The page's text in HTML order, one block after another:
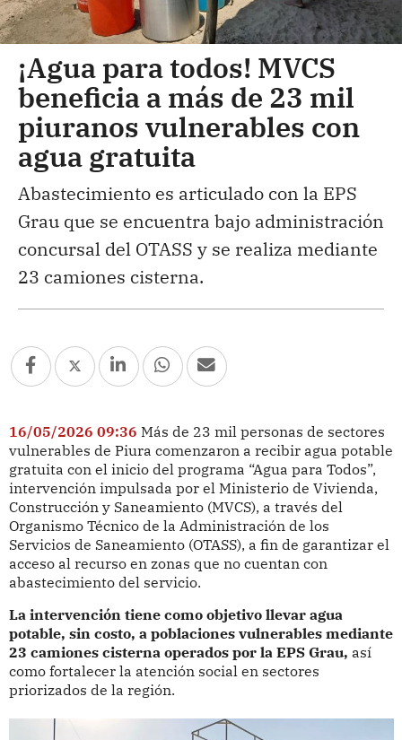
¡Agua para todos! MVCS
beneficia a más de 23 mil
piuranos vulnerables con
agua gratuita
Abastecimiento es articulado con la EPS
Grau que se encuentra bajo administración
concursal del OTASS y se realiza mediante
23 camiones cisterna.
16/05/2026 09:36 Más de 23 mil personas de sectores
vulnerables de Piura comenzaron a recibir agua potable
gratuita con el inicio del programa “Agua para Todos”,
intervención impulsada por el Ministerio de Vivienda,
Construcción y Saneamiento (MVCS), a través del
Organismo Técnico de la Administración de los
Servicios de Saneamiento (OTASS), a fin de garantizar el
acceso al recurso en zonas que no cuentan con
abastecimiento del servicio.
La intervención tiene como objetivo llevar agua
potable, sin costo, a poblaciones vulnerables mediante
23 camiones cisterna operados por la EPS Grau, así
como fortalecer la atención social en sectores
priorizados de la región.